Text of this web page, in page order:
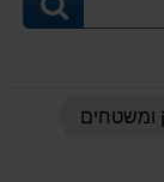
ומשטחים